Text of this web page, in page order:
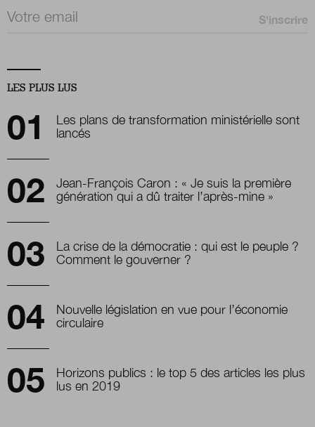
Email *
LES PLUS LUS
Les plans de transformation ministérielle sont
lancés
Jean-François Caron : « Je suis la première
génération qui a dû traiter l’après-mine »
La crise de la démocratie : qui est le peuple ?
Comment le gouverner ?
Nouvelle législation en vue pour l’économie
circulaire
Horizons publics : le top 5 des articles les plus
lus en 2019